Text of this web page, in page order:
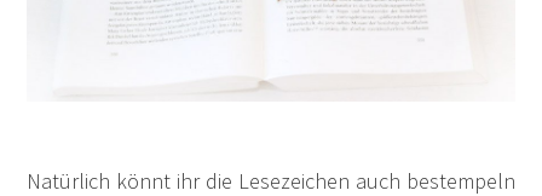
Natürlich könnt ihr die Lesezeichen auch bestempeln